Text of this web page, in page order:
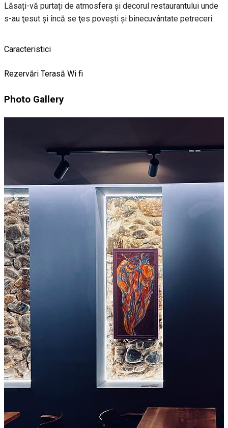
Lăsați-vă purtați de atmosfera și decorul restaurantului unde
s-au ţesut şi încă se ţes poveşti şi binecuvântate petreceri.
Caracteristici
Rezervări Terasă Wi fi
Photo Gallery